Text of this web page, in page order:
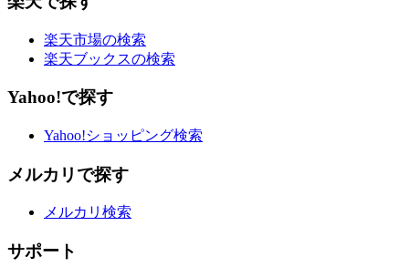
楽天市場の検索
楽天ブックスの検索
Yahoo!で探す
Yahoo!ショッピング検索
メルカリで探す
メルカリ検索
サポート